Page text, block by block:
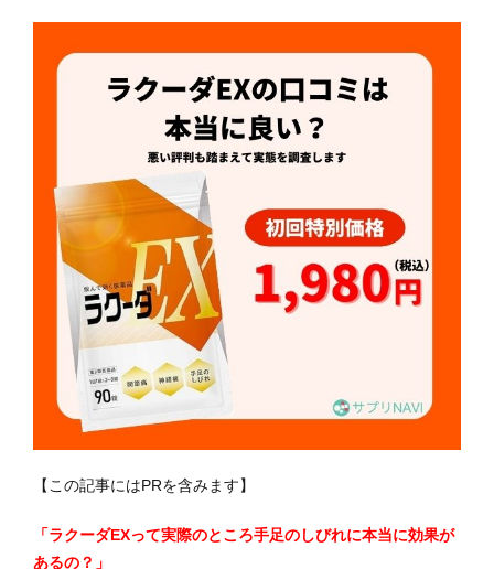
【この記事にはPRを含みます】
「ラクーダEXって実際のところ手足のしびれに本当に効果が
あるの？」